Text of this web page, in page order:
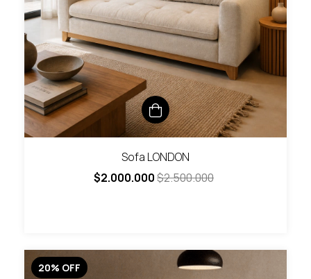
Sofa LONDON
$2.000.000$2.500.000
20% OFF